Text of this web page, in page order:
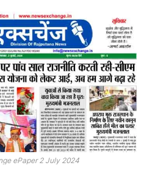
ePaper 2 July 2024